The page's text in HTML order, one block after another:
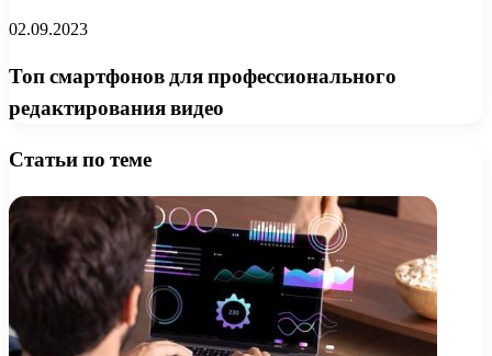
02.09.2023
Топ смартфонов для профессионального
редактирования видео
Статьи по теме